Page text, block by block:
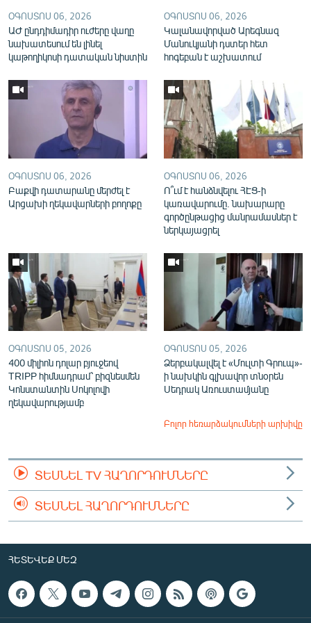
English
Русский
ՕԳՈՍՏՈՍ 06, 2026
ԱԺ ընդդիմադիր ուժերը վաղը
նախատեսում են լինել
կաթողիկոսի դատական նիստին
ՕԳՈՍՏՈՍ 06, 2026
Կալանավորված Արեգնազ
Մանուկյանի դստեր հետ
հոգեբան է աշխատում
ՕԳՈՍՏՈՍ 06, 2026
Բաքվի դատարանը մերժել է
Արցախի ղեկավարների բողոքը
ՕԳՈՍՏՈՍ 06, 2026
Ո՞ւմ է հանձնվելու ՀԷՑ-ի
կառավարումը. նախարարը
գործընթացից մանրամասներ է
ներկայացրել
ՕԳՈՍՏՈՍ 05, 2026
400 միլիոն դոլար բյուջեով
TRIPP հիմնադրամ՝ բիզնեսմեն
Կոնստանտին Սոկոլովի
ղեկավարությամբ
ՕԳՈՍՏՈՍ 05, 2026
Ձերբակալվել է «Մուլտի Գրուպ»-
ի նախկին գլխավոր տնօրեն
Սեդրակ Առուստամյանը
Բոլոր հեռարձակումների արխիվը
ՏԵՍՆԵԼ TV ՀԱՂՈՐԴՈՒՄՆԵՐԸ
ՏԵՍՆԵԼ ՀԱՂՈՐԴՈՒՄՆԵՐԸ
ՀԵՏԵՎԵՔ ՄԵԶ